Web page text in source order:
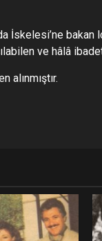
İskelesi’ne bakan
ve hâlâ
alınmıştır.